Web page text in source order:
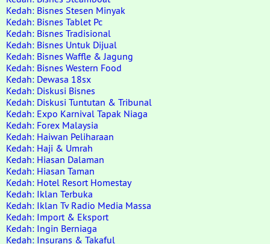
Kedah: Bisnes Stesen Minyak
Kedah: Bisnes Tablet Pc
Kedah: Bisnes Tradisional
Kedah: Bisnes Untuk Dijual
Kedah: Bisnes Waffle & Jagung
Kedah: Bisnes Western Food
Kedah: Dewasa 18sx
Kedah: Diskusi Bisnes
Kedah: Diskusi Tuntutan & Tribunal
Kedah: Expo Karnival Tapak Niaga
Kedah: Forex Malaysia
Kedah: Haiwan Peliharaan
Kedah: Haji & Umrah
Kedah: Hiasan Dalaman
Kedah: Hiasan Taman
Kedah: Hotel Resort Homestay
Kedah: Iklan Terbuka
Kedah: Iklan Tv Radio Media Massa
Kedah: Import & Eksport
Kedah: Ingin Berniaga
Kedah: Insurans & Takaful